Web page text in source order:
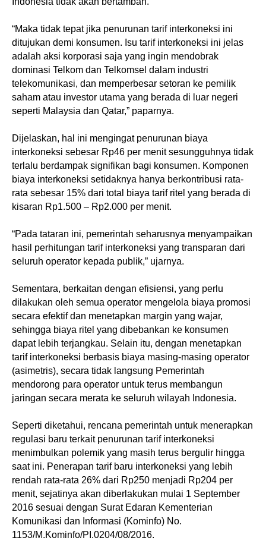
“Maka tidak tepat jika penurunan tarif interkoneksi ini
ditujukan demi konsumen. Isu tarif interkoneksi ini jelas
adalah aksi korporasi saja yang ingin mendobrak
dominasi Telkom dan Telkomsel dalam industri
telekomunikasi, dan memperbesar setoran ke pemilik
saham atau investor utama yang berada di luar negeri
seperti Malaysia dan Qatar,” paparnya.
Dijelaskan, hal ini mengingat penurunan biaya
interkoneksi sebesar Rp46 per menit sesungguhnya tidak
terlalu berdampak signifikan bagi konsumen. Komponen
biaya interkoneksi setidaknya hanya berkontribusi rata-
rata sebesar 15% dari total biaya tarif ritel yang berada di
kisaran Rp1.500 – Rp2.000 per menit.
“Pada tataran ini, pemerintah seharusnya menyampaikan
hasil perhitungan tarif interkoneksi yang transparan dari
seluruh operator kepada publik,” ujarnya.
Sementara, berkaitan dengan efisiensi, yang perlu
dilakukan oleh semua operator mengelola biaya promosi
secara efektif dan menetapkan margin yang wajar,
sehingga biaya ritel yang dibebankan ke konsumen
dapat lebih terjangkau. Selain itu, dengan menetapkan
tarif interkoneksi berbasis biaya masing-masing operator
(asimetris), secara tidak langsung Pemerintah
mendorong para operator untuk terus membangun
jaringan secara merata ke seluruh wilayah Indonesia.
Seperti diketahui, rencana pemerintah untuk menerapkan
regulasi baru terkait penurunan tarif interkoneksi
menimbulkan polemik yang masih terus bergulir hingga
saat ini. Penerapan tarif baru interkoneksi yang lebih
rendah rata-rata 26% dari Rp250 menjadi Rp204 per
menit, sejatinya akan diberlakukan mulai 1 September
2016 sesuai dengan Surat Edaran Kementerian
Komunikasi dan Informasi (Kominfo) No.
1153/M.Kominfo/PI.0204/08/2016.